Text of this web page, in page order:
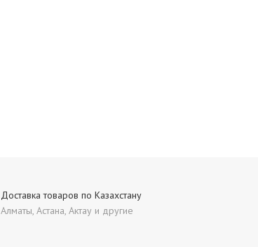
Доставка товаров по Казахстану
Алматы, Астана, Актау и другие